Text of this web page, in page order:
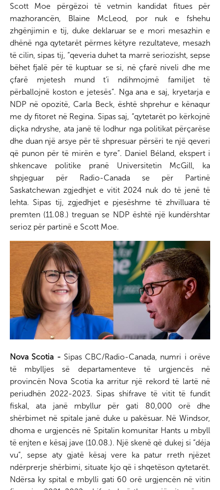
Scott Moe përgëzoi të vetmin kandidat fitues për
mazhorancën, Blaine McLeod, por nuk e fshehu
zhgënjimin e tij, duke deklaruar se e mori mesazhin e
dhënë nga qytetarët përmes këtyre rezultateve, mesazh
të cilin, sipas tij, “qeveria duhet ta marrë seriozisht, sepse
bëhet fjalë për të kuptuar se si, në çfarë niveli dhe me
çfarë mjetesh mund t’i ndihmojmë familjet të
përballojnë koston e jetesës”. Nga ana e saj, kryetarja e
NDP në opozitë, Carla Beck, është shprehur e kënaqur
me dy fitoret në Regina. Sipas saj, “qytetarët po kërkojnë
diçka ndryshe, ata janë të lodhur nga politikat përçarëse
dhe duan një arsye për të shpresuar përsëri te një qeveri
që punon për të mirën e tyre”. Daniel Béland, ekspert i
shkencave politike pranë Universitetin McGill, ka
shpjeguar për Radio-Canada se për Partinë
Saskatchewan zgjedhjet e vitit 2024 nuk do të jenë të
lehta. Sipas tij, zgjedhjet e pjesëshme të zhvilluara të
premten (11.08.) treguan se NDP është një kundërshtar
serioz për partinë e Scott Moe.
Nova Scotia - Sipas CBC/Radio-Canada, numri i orëve
të mbylljes së departamenteve të urgjencës në
provincën Nova Scotia ka arritur një rekord të lartë në
periudhën 2022-2023. Sipas shifrave të vitit të fundit
fiskal, ata janë mbyllur për gati 80,000 orë dhe
shërbimet në spitale janë duke u pakësuar. Në Windsor,
dhoma e urgjencës në Spitalin komunitar Hants u mbyll
të enjten e kësaj jave (10.08.). Një skenë që dukej si “déja
vu”, sepse aty gjatë kësaj vere ka patur rreth njëzet
ndërprerje shërbimi, situate kjo që i shqetëson qytetarët.
Ndërsa ky spital e mbylli gati 60 orë urgjencën në vitin